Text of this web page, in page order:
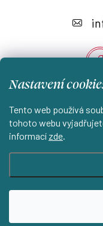
Nastavení
Tento web používá
tohoto webu
informací zde.
a
Instagram